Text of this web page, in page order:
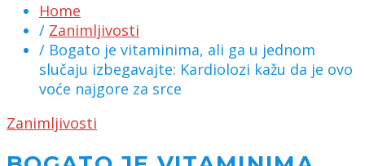
Home
/ Zanimljivosti
/ Bogato je vitaminima, ali ga u jednom
slučaju izbegavajte: Kardiolozi kažu da je ovo
voće najgore za srce
Zanimljivosti